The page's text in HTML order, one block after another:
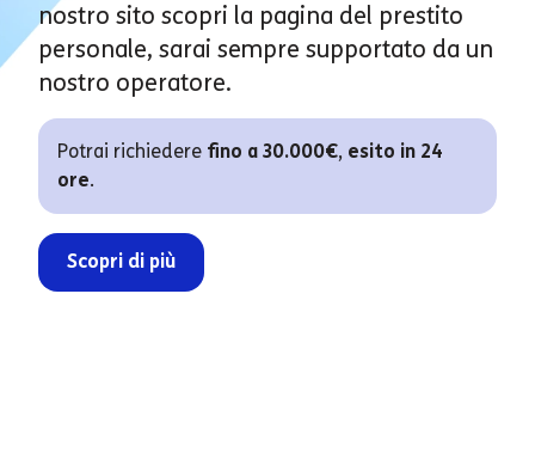
nostro sito scopri la pagina del prestito
personale, sarai sempre supportato da un
nostro operatore.
Potrai richiedere fino a 30.000€, esito in 24
ore.
Scopri di più